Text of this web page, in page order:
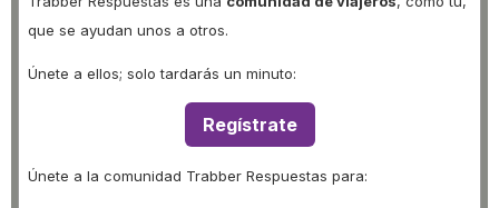
que se ayudan unos a otros.
Únete a ellos; solo tardarás un minuto:
Regístrate
Únete a la comunidad Trabber Respuestas para: